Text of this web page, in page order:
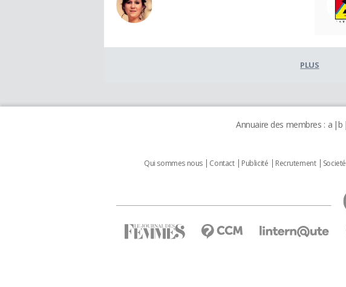
PLUS
Annuaire des membres : a b
Qui sommes nous Contact Publicité Recrutement Societé